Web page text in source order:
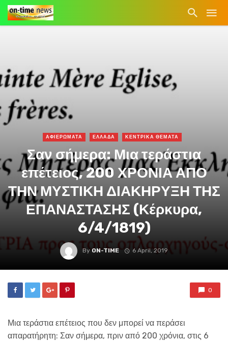
ΑΦΙΕΡΩΜΑΤΑ ΕΛΛΑΔΑ ΚΕΝΤΡΙΚΑ ΘΕΜΑΤΑ
Σαν σήμερα: Μια τεράστια
επέτειος, 200 ΧΡΟΝΙΑ ΑΠΟ
ΤΗΝ ΜΥΣΤΙΚΗ ΔΙΑΚΗΡΥΞΗ ΤΗΣ
ΕΠΑΝΑΣΤΑΣΗΣ (Κέρκυρα,
6/4/1819)
By ON-TIME 6 April, 2019
0
Μια τεράστια επέτειος που δεν μπορεί να περάσει
απαρατήρητη: Σαν σήμερα, πριν από 200 χρόνια, στις 6